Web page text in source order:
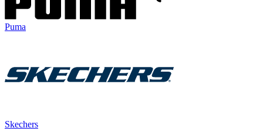
Puma
Skechers